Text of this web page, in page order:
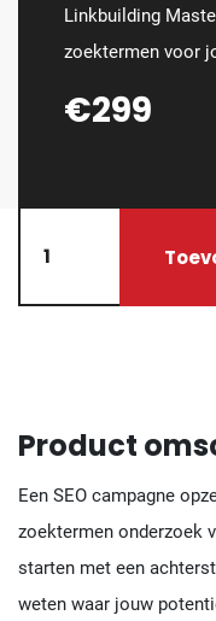
Linkbuilding
zoektermen voor
€299
Product
Een SEO campagne
zoektermen onderzoek
starten met een
weten waar jouw